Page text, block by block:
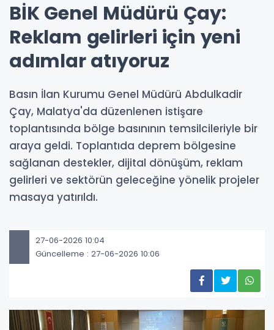
BİK Genel Müdürü Çay:
Reklam gelirleri için yeni
adımlar atıyoruz
Basın İlan Kurumu Genel Müdürü Abdulkadir
Çay, Malatya'da düzenlenen istişare
toplantısında bölge basınının temsilcileriyle bir
araya geldi. Toplantıda deprem bölgesine
sağlanan destekler, dijital dönüşüm, reklam
gelirleri ve sektörün geleceğine yönelik projeler
masaya yatırıldı.
27-06-2026 10:04
Güncelleme : 27-06-2026 10:06